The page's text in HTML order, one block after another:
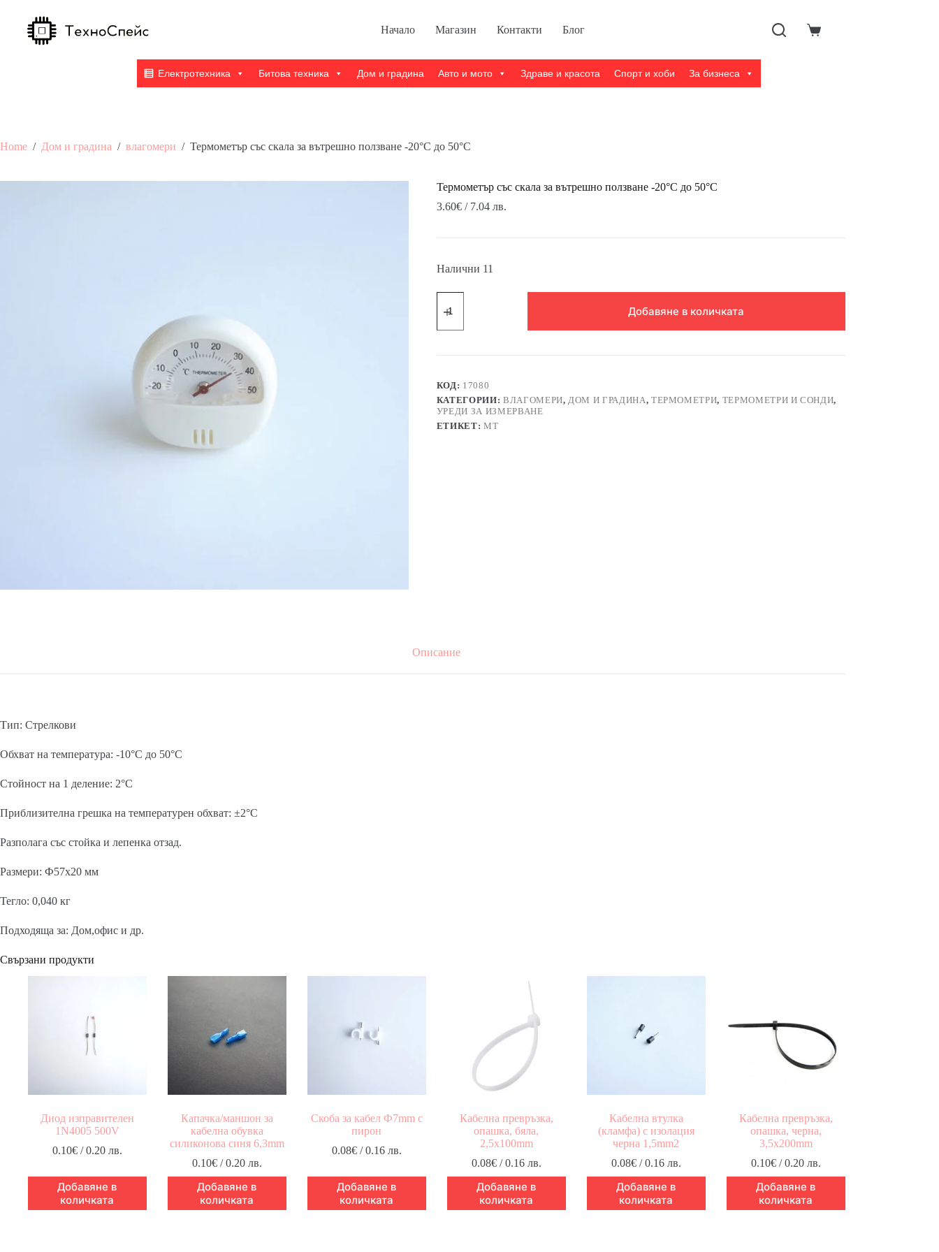
content
Начало Магазин Контакти Блог
Shopping
Електротехника Битова техника Дом и градина Авто и мото Здраве и красота Спорт и хоби За бизнеса
Home / Дом и градина / влагомери / Термометър със скала за вътрешно ползване -20°C до 50°C
Термометър със скала за вътрешно ползване -20°C до 50°C
3.60€/ 7.04 лв.
Налични 11
със
ползване
-20°C
до
50°C
Добавяне в количката
КОД: 17080
КАТЕГОРИИ: ВЛАГОМЕРИ,ДОМ И ГРАДИНА, ТЕРМОМЕТРИ, ТЕРМОМЕТРИ И СОНДИ,
УРЕДИ ЗА ИЗМЕРВАНЕ
ЕТИКЕТ: MT
Описание
Тип: Стрелкови
Обхват на температура: -10°C до 50°C
Стойност на 1 деление: 2°C
Приблизителна грешка на температурен обхват: ±2°C
Разполага със стойка и лепенка отзад.
Размери: Ф57х20 мм
Тегло: 0,040 кг
Подходяща за: Дом,офис и др.
Свързани продукти
Диод изправителен
1N4005 500V
0.10€/ 0.20 лв.
Добавяне в
количката
Капачка/маншон за
кабелна обувка
силиконова синя 6,3mm
0.10€/ 0.20 лв.
Добавяне в
количката
Скоба за кабел Ф7mm с
пирон
0.08€/ 0.16 лв.
Добавяне в
количката
Кабелна превръзка,
опашка, бяла,
2,5x100mm
0.08€/ 0.16 лв.
Добавяне в
количката
Кабелна втулка
(кламфа) с изолация
черна 1,5mm2
0.08€/ 0.16 лв.
Добавяне в
количката
Кабелна превръзка,
опашка, черна,
3,5x200mm
0.10€/ 0.20 лв.
Добавяне в
количката